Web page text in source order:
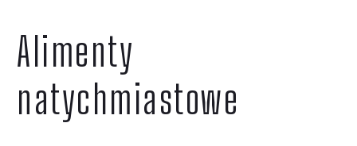
Alimenty
natychmiastowe